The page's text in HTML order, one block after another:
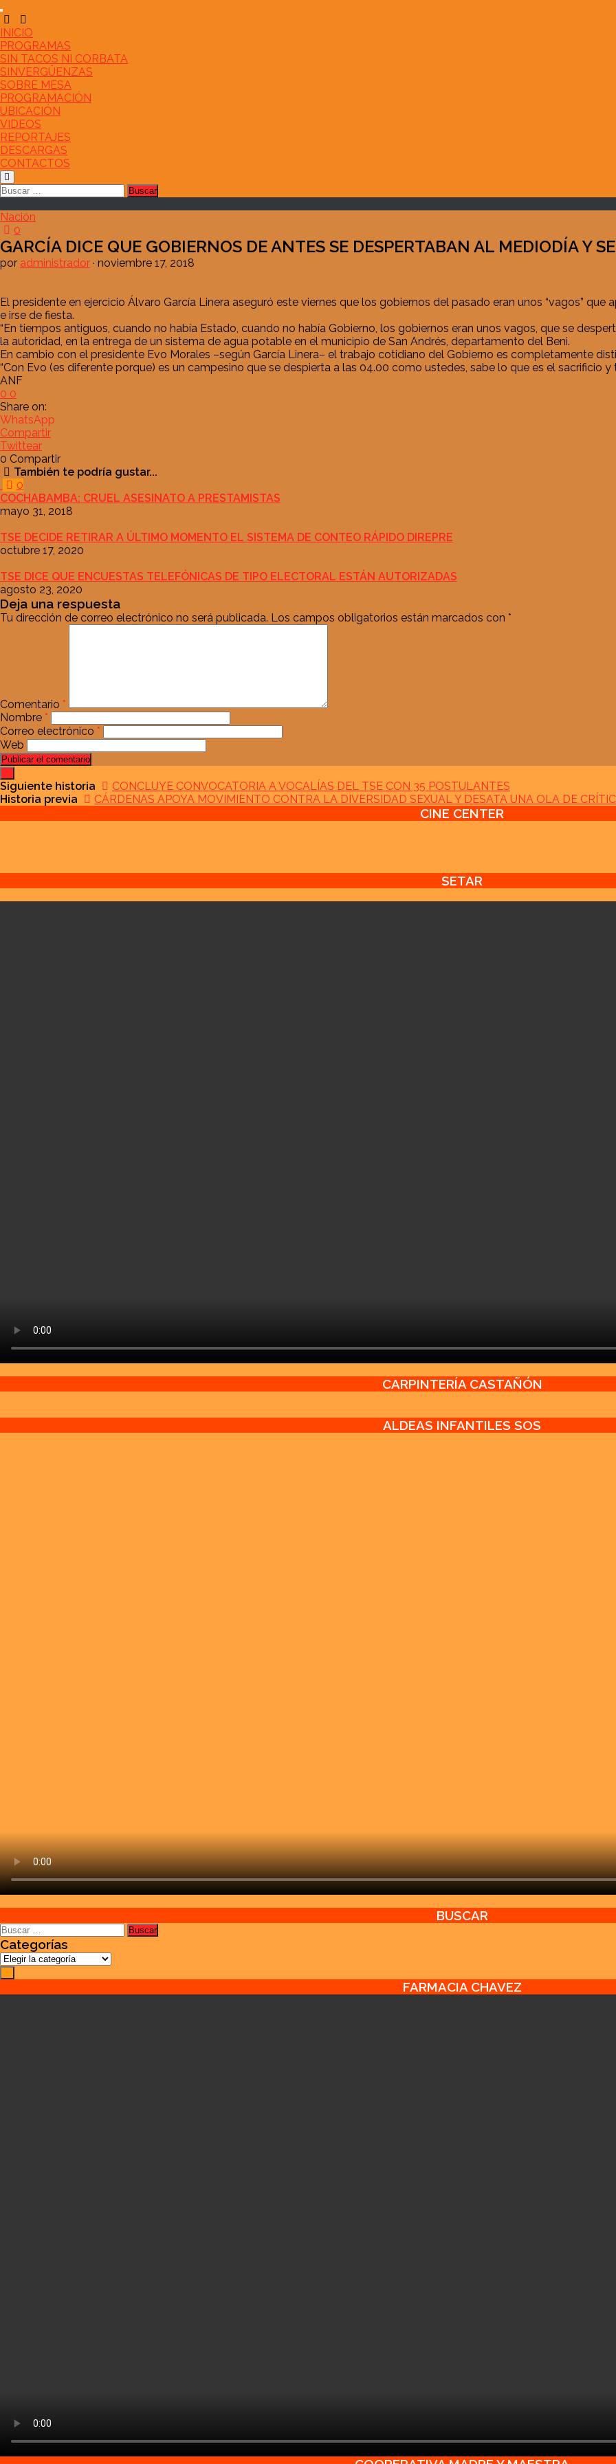
Saltar
al
contenido
INICIO
PROGRAMAS
SIN TACOS NI CORBATA
SINVERGÜENZAS
SOBRE MESA
PROGRAMACIÓN
UBICACIÓN
VIDEOS
REPORTAJES
DESCARGAS
CONTACTOS
Buscar:
Nación
0
GARCÍA DICE QUE GOBIERNOS DE ANTES SE DESPERTABAN AL MEDIODÍA Y
por administrador · noviembre 17, 2018
El presidente en ejercicio Álvaro García Linera aseguró este viernes que los gobiernos del pasado eran unos “vagos”
e irse de fiesta.
“En tiempos antiguos, cuando no había Estado, cuando no había Gobierno, los gobiernos eran unos vagos, que se
la autoridad, en la entrega de un sistema de agua potable en el municipio de San Andrés, departamento del Beni.
En cambio con el presidente Evo Morales –según García Linera– el trabajo cotidiano del Gobierno es completamente
“Con Evo (es diferente porque) es un campesino que se despierta a las 04.00 como ustedes, sabe lo que es el sacrificio y
ANF
0 0
Share on:
WhatsApp
Compartir
Twittear
0 Compartir
También te podría gustar...
0
COCHABAMBA: CRUEL ASESINATO A PRESTAMISTAS
mayo 31, 2018
TSE DECIDE RETIRAR A ÚLTIMO MOMENTO EL SISTEMA DE CONTEO RÁPIDO DIREPRE
octubre 17, 2020
TSE DICE QUE ENCUESTAS TELEFÓNICAS DE TIPO ELECTORAL ESTÁN AUTORIZADAS
agosto 23, 2020
Deja una respuesta
Tu dirección de correo electrónico no será publicada. Los campos obligatorios están marcados con *
Comentario *
Nombre *
Correo electrónico *
Web
Siguiente historia
CONCLUYE CONVOCATORIA A VOCALÍAS DEL TSE CON 35 POSTULANTES
Historia previa
CÁRDENAS APOYA MOVIMIENTO CONTRA LA DIVERSIDAD SEXUAL Y DESATA UNA OLA DE
CINE CENTER
SETAR
CARPINTERÍA CASTAÑÓN
ALDEAS INFANTILES SOS
BUSCAR
Buscar:
Categorías
Categorías
FARMACIA CHAVEZ